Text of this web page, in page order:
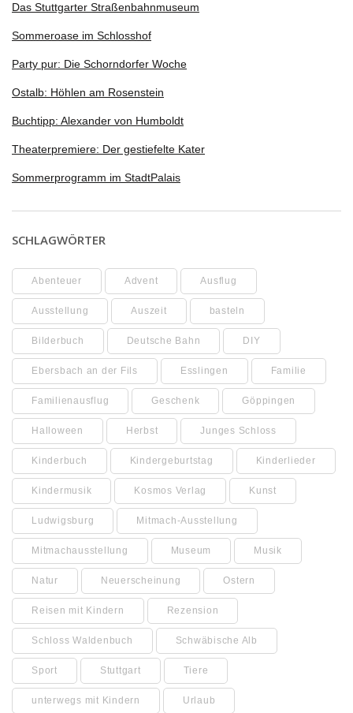
Das Stuttgarter Straßenbahnmuseum
Sommeroase im Schlosshof
Party pur: Die Schorndorfer Woche
Ostalb: Höhlen am Rosenstein
Buchtipp: Alexander von Humboldt
Theaterpremiere: Der gestiefelte Kater
Sommerprogramm im StadtPalais
SCHLAGWÖRTER
Abenteuer Advent Ausflug
Ausstellung Auszeit basteln
Bilderbuch Deutsche Bahn DIY
Ebersbach an der Fils Esslingen Familie
Familienausflug Geschenk Göppingen
Halloween Herbst Junges Schloss
Kinderbuch Kindergeburtstag Kinderlieder
Kindermusik Kosmos Verlag Kunst
Ludwigsburg Mitmach-Ausstellung
Mitmachausstellung Museum Musik
Natur Neuerscheinung Ostern
Reisen mit Kindern Rezension
Schloss Waldenbuch Schwäbische Alb
Sport Stuttgart Tiere
unterwegs mit Kindern Urlaub